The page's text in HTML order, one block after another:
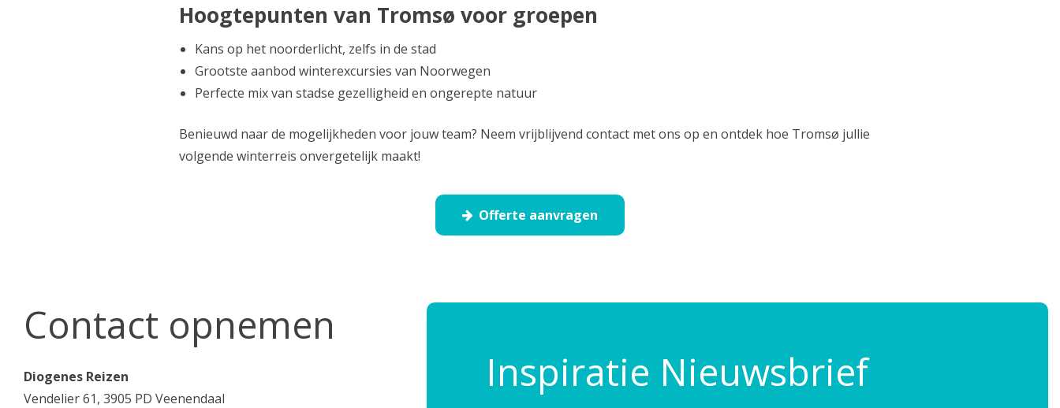
Hoogtepunten van Tromsø voor groepen
Kans op het noorderlicht, zelfs in de stad
Grootste aanbod winterexcursies van Noorwegen
Perfecte mix van stadse gezelligheid en ongerepte natuur
Benieuwd naar de mogelijkheden voor jouw team? Neem vrijblijvend contact met ons op en ontdek hoe Tromsø jullie
volgende winterreis onvergetelijk maakt!
Offerte aanvragen
Contact opnemen
Diogenes Reizen
Vendelier 61, 3905 PD Veenendaal
Inspiratie Nieuwsbrief